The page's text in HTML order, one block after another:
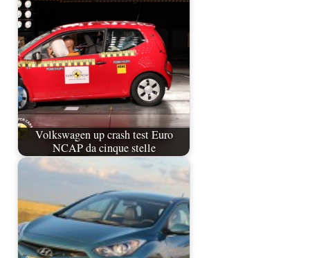
Volkswagen up crash test Euro
NCAP da cinque stelle